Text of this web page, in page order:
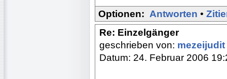
Optionen: Antworten •
Re: Einzelgänger
geschrieben von: mezeijudit
Datum: 24. Februar 2006